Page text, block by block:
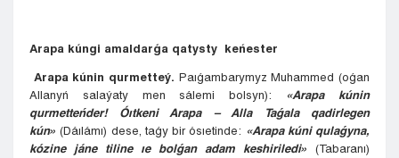
Arapa kúngi amaldarǵa qatysty keńester
Arapa kúnin qurmetteý. Paıǵambarymyz Muhammed (oǵan
Allanyń salaýaty men sálemi bolsyn):
«Arapa kúnin
qurmetteńder! Óıtkeni Arapa – Alla Taǵala qadirlegen
kún» (Dáılámı) dese, taǵy bir ósıetinde: «Arapa kúni qulaǵyna,
kózine jáne tiline ıe bolǵan adam keshiriledi»
(Tabaranı)